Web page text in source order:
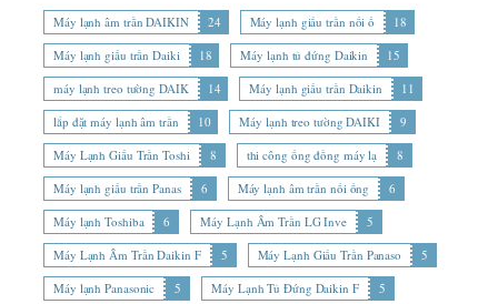
Máy lạnh âm trần DAIKIN 24 Máy lạnh giấu trần nối ố
18
Máy lạnh giấu trần Daiki
18 Máy lạnh tủ đứng Daikin
15
máy lạnh treo tường DAIK
14 Máy lạnh giấu trần Daikin
11
lắp đặt máy lạnh âm trần
10 Máy lạnh treo tường DAIKI
9
Máy Lạnh Giấu Trần Toshi
8 thi công ống đồng máy lạ
8
Máy lạnh giấu trần Panas
6 Máy lạnh âm trần nối ống
6
Máy lạnh Toshiba
6 Máy Lạnh Âm Trần LG Inve
5
Máy Lạnh Âm Trần Daikin F
5 Máy Lạnh Giấu Trần Panaso
5
Máy lạnh Panasonic
5 Máy Lạnh Tủ Đứng Daikin F
5